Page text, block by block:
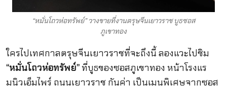
“หมั่นโถวห่อทรัพย์” วางขายที่งานตรุษจีนเยาวราช บูธซอส
ภูเขาทอง
ใครไปเทศกาลตรุษจีนเยาวราชที่จะถึงนี้ ลองแวะไปชิม
“หมั่นโถวห่อทรัพย์”ที่บูธของซอสภูเขาทอง หน้าโรงแร
มนิวเอ็มไพร์ ถนนเยาวราช กันค่า เป็นเมนูพิเศษจากซอส